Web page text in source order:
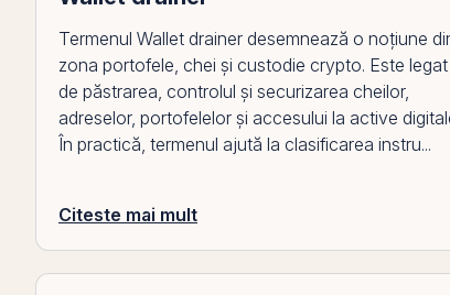
Termenul Wallet drainer desemnează o noțiune
zona portofele, chei și custodie crypto. Este legat
de păstrarea, controlul și securizarea cheilor,
adreselor, portofelelor și accesului la active
În practică, termenul ajută la clasificarea instru...
Citeste mai mult